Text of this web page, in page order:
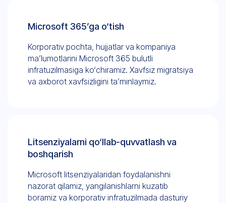
Microsoft 365’ga o‘tish
Korporativ pochta, hujjatlar va kompaniya
ma’lumotlarini Microsoft 365 bulutli
infratuzilmasiga ko‘chiramiz. Xavfsiz migratsiya
va axborot xavfsizligini ta’minlaymiz.
Litsenziyalarni qo‘llab-quvvatlash va
boshqarish
Microsoft litsenziyalaridan foydalanishni
nazorat qilamiz, yangilanishlarni kuzatib
boramiz va korporativ infratuzilmada dasturiy